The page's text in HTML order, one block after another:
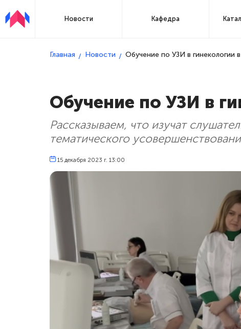
Новости Кафедра
Главная Новости Обучение по УЗИ в гинекологии
Обучение по УЗИ в
Рассказываем, что изучат
тематического
15 декабря 2023 г. 13:00